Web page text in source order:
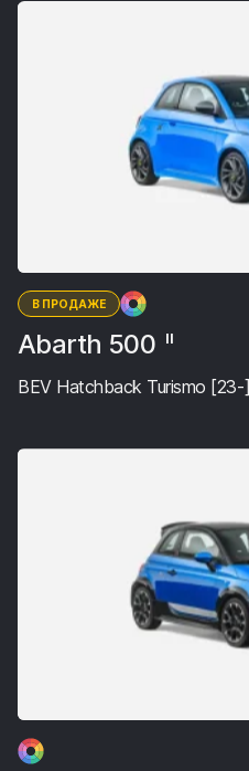
В ПРОДАЖЕ
Abarth 500 II
BEV Hatchback Turismo [23-]